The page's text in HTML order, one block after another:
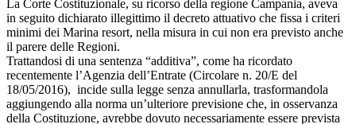
La Corte Costituzionale, su ricorso della regione Campania, aveva
in seguito dichiarato illegittimo il decreto attuativo che fissa i criteri
minimi dei Marina resort, nella misura in cui non era previsto anche
il parere delle Regioni.
Trattandosi di una sentenza “additiva”, come ha ricordato
recentemente l’Agenzia dell’Entrate (Circolare n. 20/E del
18/05/2016), incide sulla legge senza annullarla, trasformandola
aggiungendo alla norma un’ulteriore previsione che, in osservanza
della Costituzione, avrebbe dovuto necessariamente essere prevista